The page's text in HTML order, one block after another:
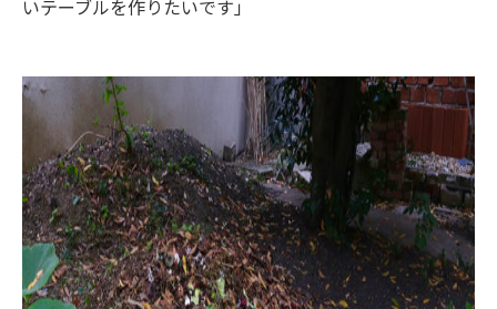
いテーブルを作りたいです」